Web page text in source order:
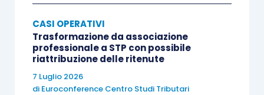
CASI OPERATIVI
Trasformazione da associazione
professionale a STP con possibile
riattribuzione delle ritenute
7 Luglio 2026
di Euroconference Centro Studi Tributari